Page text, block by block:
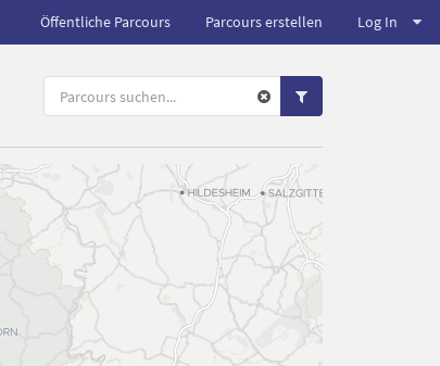
Öffentliche Parcours Parcours erstellen Log In